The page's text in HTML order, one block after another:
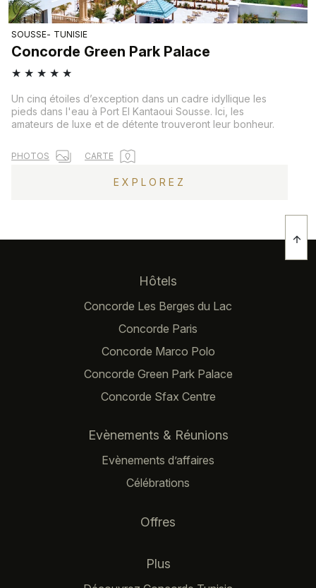
SOUSSE TUNISIE
Concorde Green Park Palace
★ ★ ★ ★ ★
Un cinq étoiles d’exception dans un cadre idyllique les
pieds dans l'eau à Port El Kantaoui Sousse. Ici, les
amateurs de luxe et de détente trouveront leur bonheur.
PHOTOS CARTE
EXPLOREZ
Hôtels
Concorde Les Berges du Lac
Concorde Paris
Concorde Marco Polo
Concorde Green Park Palace
Concorde Sfax Centre
Evènements & Réunions
Evènements d’affaires
Célébrations
Offres
Plus